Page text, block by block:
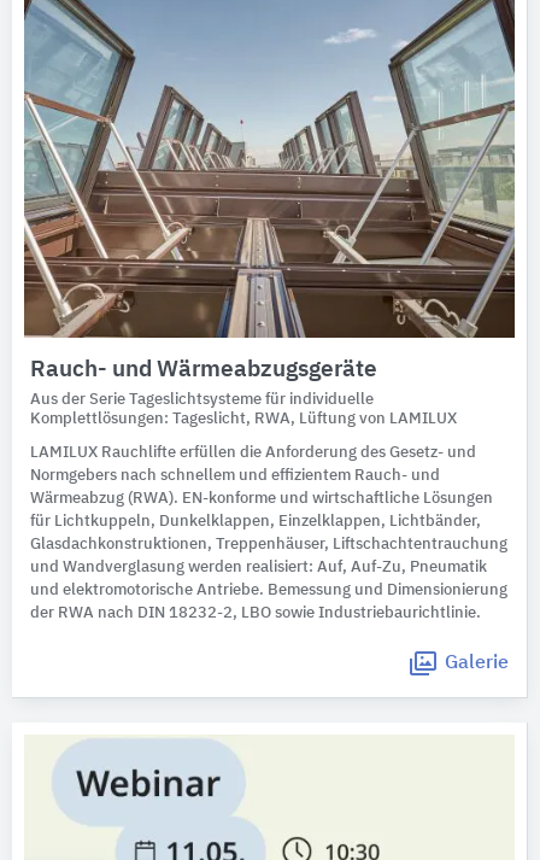
Rauch- und Wärmeabzugsgeräte
Aus der Serie Tageslichtsysteme für individuelle
Komplettlösungen: Tageslicht, RWA, Lüftung von LAMILUX
LAMILUX Rauchlifte erfüllen die Anforderung des Gesetz- und
Normgebers nach schnellem und effizientem Rauch- und
Wärmeabzug (RWA). EN-konforme und wirtschaftliche Lösungen
für Lichtkuppeln, Dunkelklappen, Einzelklappen, Lichtbänder,
Glasdachkonstruktionen, Treppenhäuser, Liftschachtentrauchung
und Wandverglasung werden realisiert: Auf, Auf-Zu, Pneumatik
und elektromotorische Antriebe. Bemessung und Dimensionierung
der RWA nach DIN 18232-2, LBO sowie Industriebaurichtlinie.
Galerie